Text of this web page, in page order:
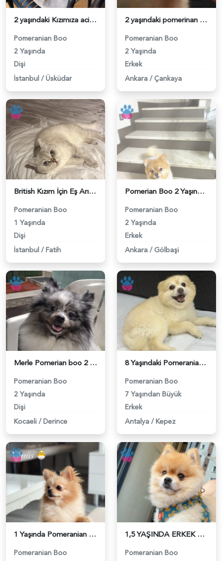
2 yaşındaki Kızımıza acil damat adayı arıyoruz - 118984608
Pomeranian Boo
2 Yaşında
Dişi
İstanbul / Üsküdar
2 yaşındaki pomerinan oğluma eş arıyoruz - 118984492
Pomeranian Boo
2 Yaşında
Erkek
Ankara / Çankaya
British Kızım İçin Eş Arıyorum - 118984411
Pomeranian Boo
1 Yaşında
Dişi
İstanbul / Fatih
Pomerian Boo 2 Yaşında Köpeğime Eş Arıyorum - 118984400
Pomeranian Boo
2 Yaşında
Erkek
Ankara / Gölbaşi
Merle Pomerian boo 2 Yaşında Eş Arıyor - 118984377
Pomeranian Boo
2 Yaşında
Dişi
Kocaeli / Derince
8 Yaşındaki Pomeranian Oğlumuza Eş Arıyoruz - 118984354
Pomeranian Boo
7 Yaşından Büyük
Erkek
Antalya / Kepez
1 Yaşında Pomeranian Boo Köpeğim Eş Arıyor - 118984346
Pomeranian Boo
1,5 YAŞINDA ERKEK BENZER SURAT EŞ ARIYORUZ - 118984329
Pomeranian Boo